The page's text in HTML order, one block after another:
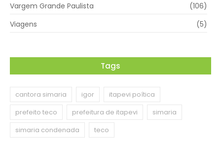
Vargem Grande Paulista
(106)
Viagens
(5)
Tags
cantora simaria igor
itapevi poítica
prefeito teco
prefeitura de itapevi
simaria
simaria condenada
teco